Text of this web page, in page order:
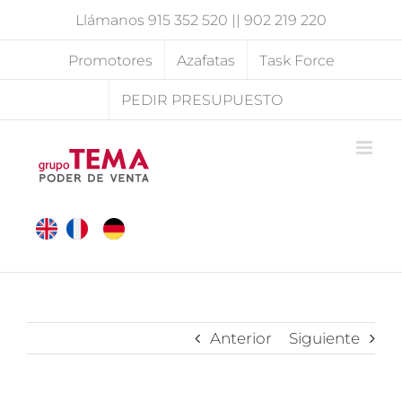
Llámanos 915 352 520 || 902 219 220
Promotores Azafatas Task Force
PEDIR PRESUPUESTO
Anterior Siguiente